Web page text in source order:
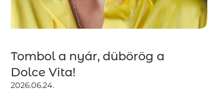
Tombol a nyár, dübörög a
Dolce Vita!
2026.06.24.